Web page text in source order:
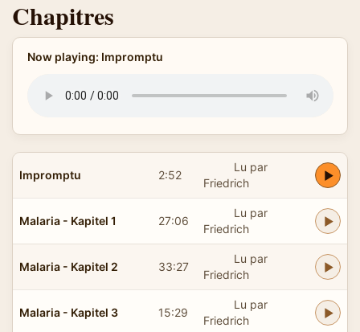
Chapitres
Now playing: Impromptu
Impromptu 2:52
Lu par
Friedrich
Malaria - Kapitel 1 27:06
Lu par
Friedrich
Malaria - Kapitel 2 33:27
Lu par
Friedrich
Malaria - Kapitel 3 15:29
Lu par
Friedrich